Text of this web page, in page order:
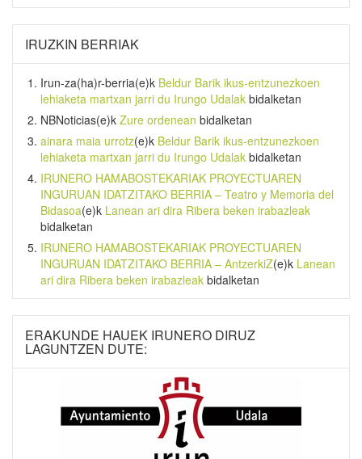
IRUZKIN BERRIAK
Irun-za(ha)r-berria(e)k Beldur Barik ikus-entzunezkoen
lehiaketa martxan jarri du Irungo Udalak bidalketan
NBNoticias(e)k Zure ordenean bidalketan
ainara maia urrotz(e)k Beldur Barik ikus-entzunezkoen
lehiaketa martxan jarri du Irungo Udalak bidalketan
IRUNERO HAMABOSTEKARIAK PROYECTUAREN
INGURUAN IDATZITAKO BERRIA – Teatro y Memoria del
Bidasoa(e)k Lanean ari dira Ribera beken irabazleak
bidalketan
IRUNERO HAMABOSTEKARIAK PROYECTUAREN
INGURUAN IDATZITAKO BERRIA – AntzerkiZ(e)k Lanean
ari dira Ribera beken irabazleak bidalketan
ERAKUNDE HAUEK IRUNERO DIRUZ
LAGUNTZEN DUTE: